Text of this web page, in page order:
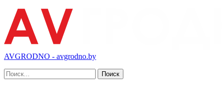
AVGRODNO - avgrodno.by